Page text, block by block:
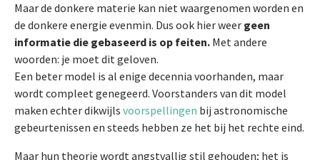
Maar de donkere materie kan niet waargenomen worden en
de donkere energie evenmin. Dus ook hier weer geen
informatie die gebaseerd is op feiten. Met andere
woorden: je moet dit geloven.
Een beter model is al enige decennia voorhanden, maar
wordt compleet genegeerd. Voorstanders van dit model
maken echter dikwijls voorspellingen bij astronomische
gebeurtenissen en steeds hebben ze het bij het rechte eind.
Maar hun theorie wordt angstvallig stil gehouden; het is